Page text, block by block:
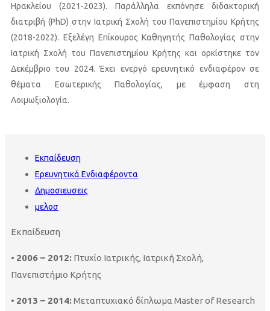
Ηρακλείου (2021-2023). Παράλληλα εκπόνησε διδακτορική
διατριβή (PhD) στην Ιατρική Σχολή του Πανεπιστημίου Κρήτης
(2018-2022). Εξελέγη Επίκουρος Καθηγητής Παθολογίας στην
Ιατρική Σχολή του Πανεπιστημίου Κρήτης και ορκίστηκε τον
Δεκέμβριο του 2024. Έχει ενεργό ερευνητικό ενδιαφέρον σε
θέματα Εσωτερικής Παθολογίας, με έμφαση στη
Λοιμωξιολογία.
Εκπαίδευση
Ερευνητικά Ενδιαφέροντα
Δημοσιευσεις
μελοσ
Εκπαίδευση
• 2006 – 2012: Πτυχίο Ιατρικής, Ιατρική Σχολή,
Πανεπιστήμιο Κρήτης
• 2013 – 2014:Μεταπτυχιακό δίπλωμα Master of Research